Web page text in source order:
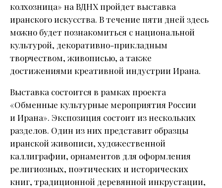
колхозница» на ВДНХ пройдет выставка
иранского искусства. В течение пяти дней здесь
можно будет познакомиться с национальной
культурой, декоративно-прикладным
творчеством, живописью, а также
достижениями креативной индустрии Ирана.
Выставка состоится в рамках проекта
«Обменные культурные мероприятия России
и Ирана». Экспозиция состоит из нескольких
разделов. Один из них представит образцы
иранской живописи, художественной
каллиграфии, орнаментов для оформления
религиозных, поэтических и исторических
книг, традиционной деревянной инкрустации,